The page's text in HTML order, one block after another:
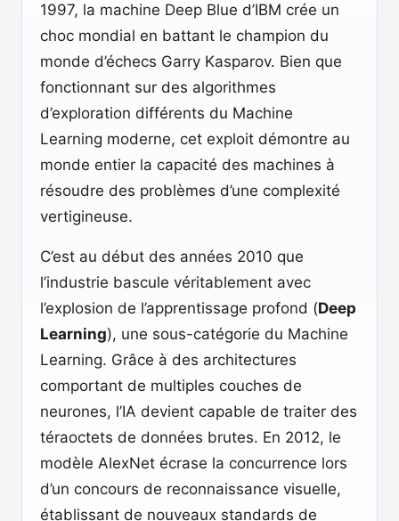
1997, la machine Deep Blue d’IBM crée un
choc mondial en battant le champion du
monde d’échecs Garry Kasparov. Bien que
fonctionnant sur des algorithmes
d’exploration différents du Machine
Learning moderne, cet exploit démontre au
monde entier la capacité des machines à
résoudre des problèmes d’une complexité
vertigineuse.
C’est au début des années 2010 que
l’industrie bascule véritablement avec
l’explosion de l’apprentissage profond (Deep
Learning), une sous-catégorie du Machine
Learning. Grâce à des architectures
comportant de multiples couches de
neurones, l’IA devient capable de traiter des
téraoctets de données brutes. En 2012, le
modèle AlexNet écrase la concurrence lors
d’un concours de reconnaissance visuelle,
établissant de nouveaux standards de